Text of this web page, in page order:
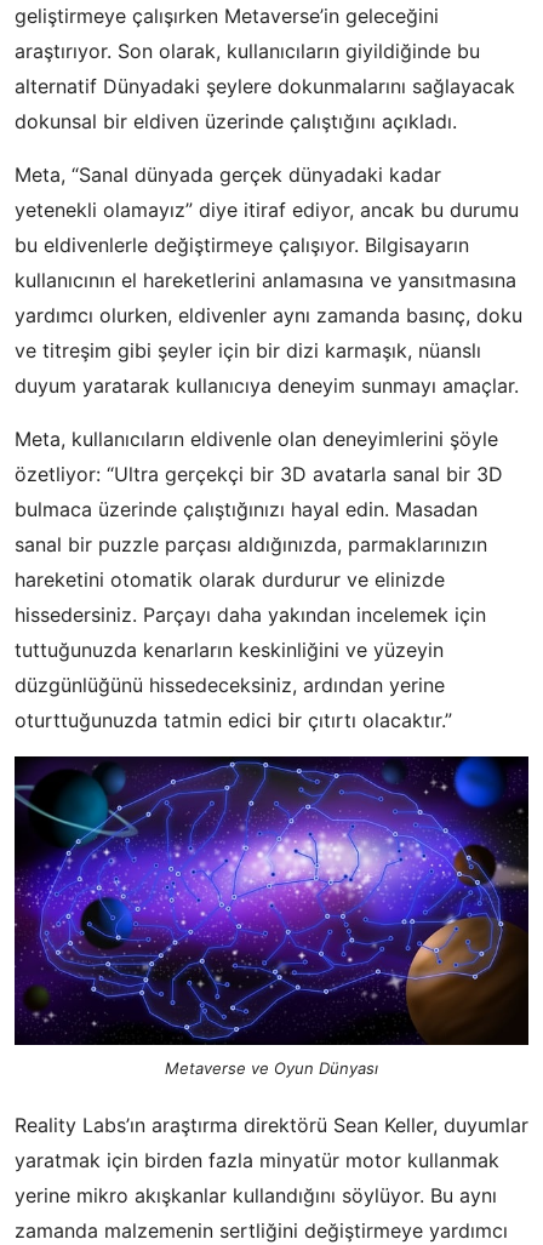
geliştirmeye çalışırken Metaverse’in geleceğini
araştırıyor. Son olarak, kullanıcıların giyildiğinde bu
alternatif Dünyadaki şeylere dokunmalarını sağlayacak
dokunsal bir eldiven üzerinde çalıştığını açıkladı.
Meta, “Sanal dünyada gerçek dünyadaki kadar
yetenekli olamayız” diye itiraf ediyor, ancak bu durumu
bu eldivenlerle değiştirmeye çalışıyor. Bilgisayarın
kullanıcının el hareketlerini anlamasına ve yansıtmasına
yardımcı olurken, eldivenler aynı zamanda basınç, doku
ve titreşim gibi şeyler için bir dizi karmaşık, nüanslı
duyum yaratarak kullanıcıya deneyim sunmayı amaçlar.
Meta, kullanıcıların eldivenle olan deneyimlerini şöyle
özetliyor: “Ultra gerçekçi bir 3D avatarla sanal bir 3D
bulmaca üzerinde çalıştığınızı hayal edin. Masadan
sanal bir puzzle parçası aldığınızda, parmaklarınızın
hareketini otomatik olarak durdurur ve elinizde
hissedersiniz. Parçayı daha yakından incelemek için
tuttuğunuzda kenarların keskinliğini ve yüzeyin
düzgünlüğünü hissedeceksiniz, ardından yerine
oturttuğunuzda tatmin edici bir çıtırtı olacaktır.”
Metaverse ve Oyun Dünyası
Reality Labs’ın araştırma direktörü Sean Keller, duyumlar
yaratmak için birden fazla minyatür motor kullanmak
yerine mikro akışkanlar kullandığını söylüyor. Bu aynı
zamanda malzemenin sertliğini değiştirmeye yardımcı